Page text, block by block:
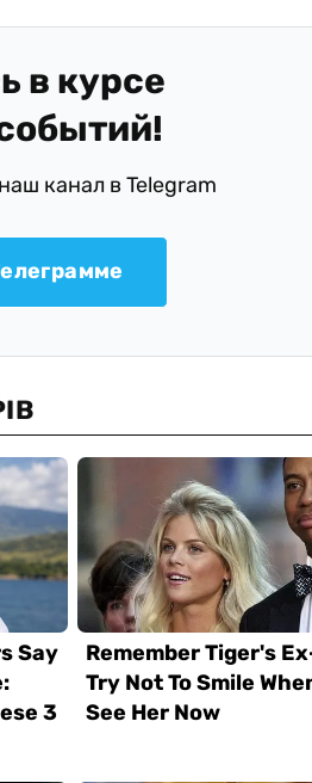
в курсе
канал в Telegram